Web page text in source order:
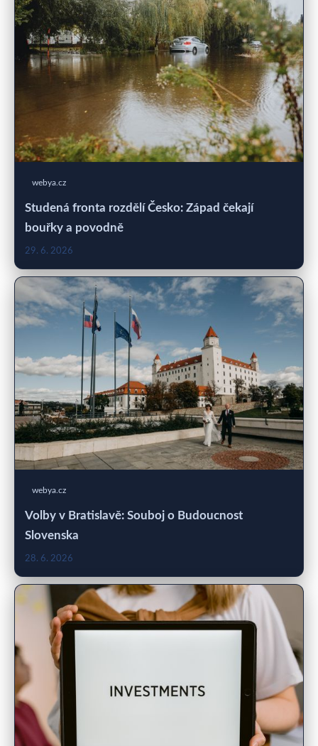
webya.cz
Studená fronta rozdělí Česko: Západ čekají
bouřky a povodně
29. 6. 2026
webya.cz
Volby v Bratislavě: Souboj o Budoucnost
Slovenska
28. 6. 2026